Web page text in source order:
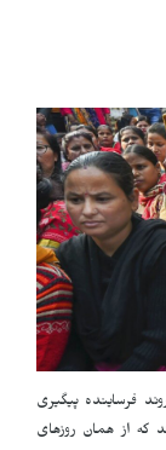
فرساینده پیگیری
که از همان روزهای